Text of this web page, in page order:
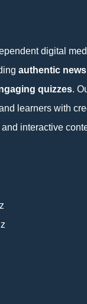
digital
authentic
quizzes.
learners with
interactive